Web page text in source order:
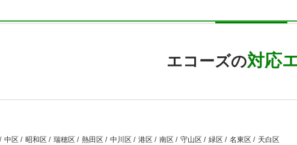
エコーズの対応
/ 中区 / 昭和区 / 瑞穂区 / 熱田区 / 中川区 / 港区 / 南区 / 守山区 / 緑区 / 名東区 / 天白区